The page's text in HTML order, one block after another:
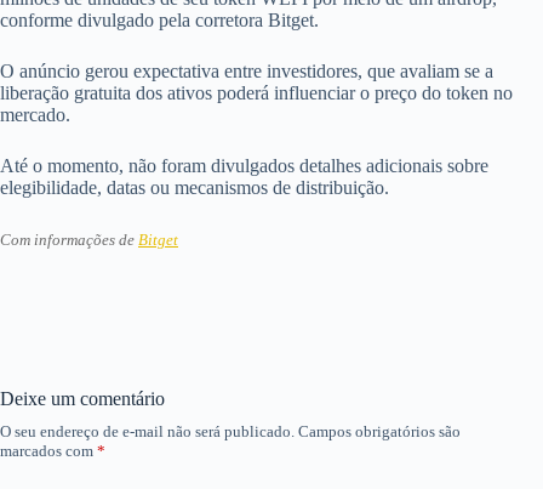
conforme divulgado pela corretora Bitget.
O anúncio gerou expectativa entre investidores, que avaliam se a
liberação gratuita dos ativos poderá influenciar o preço do token no
mercado.
Até o momento, não foram divulgados detalhes adicionais sobre
elegibilidade, datas ou mecanismos de distribuição.
Com informações de Bitget
Deixe um comentário
O seu endereço de e-mail não será publicado. Campos obrigatórios são
marcados com *